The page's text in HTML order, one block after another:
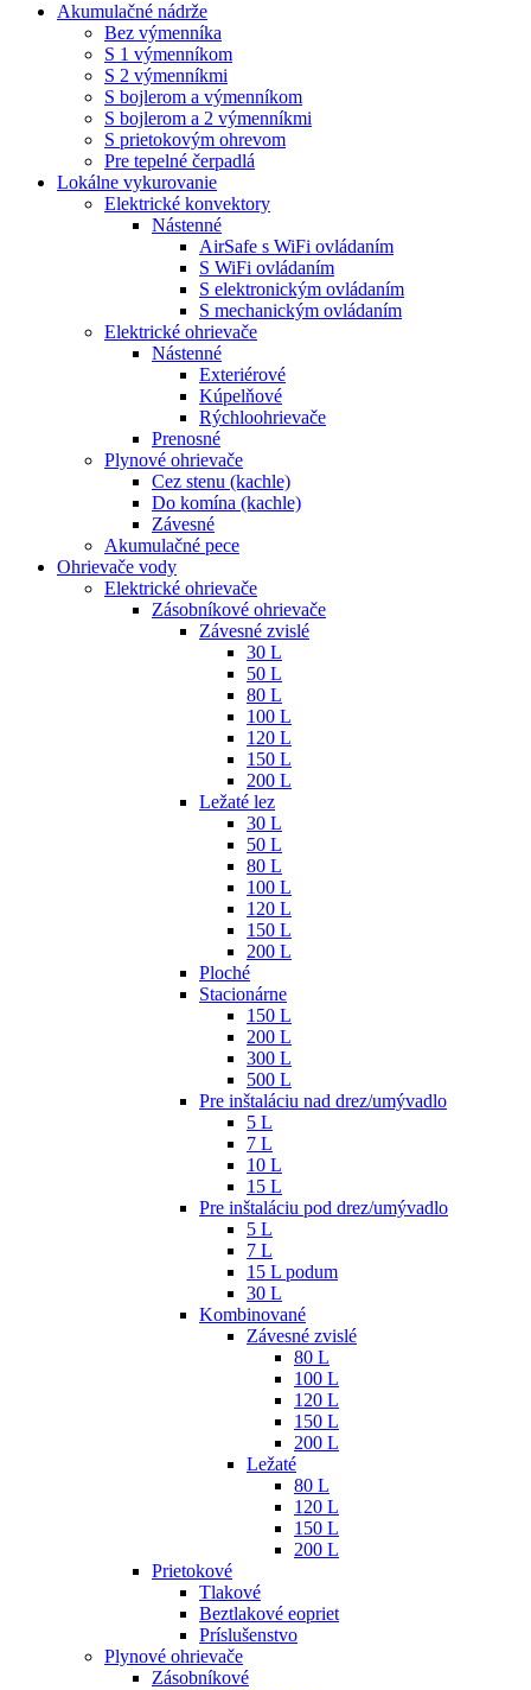
Akumulačné nádrže
Bez výmenníka
S 1 výmenníkom
S 2 výmenníkmi
S bojlerom a výmenníkom
S bojlerom a 2 výmenníkmi
S prietokovým ohrevom
Pre tepelné čerpadlá
Lokálne vykurovanie
Elektrické konvektory
Nástenné
AirSafe s WiFi ovládaním
S WiFi ovládaním
S elektronickým ovládaním
S mechanickým ovládaním
Elektrické ohrievače
Nástenné
Exteriérové
Kúpelňové
Rýchloohrievače
Prenosné
Plynové ohrievače
Cez stenu (kachle)
Do komína (kachle)
Závesné
Akumulačné pece
Ohrievače vody
Elektrické ohrievače
Zásobníkové ohrievače
Závesné zvislé
30 L
50 L
80 L
100 L
120 L
150 L
200 L
Ležaté lez
30 L
50 L
80 L
100 L
120 L
150 L
200 L
Ploché
Stacionárne
150 L
200 L
300 L
500 L
Pre inštaláciu nad drez/umývadlo
5 L
7 L
10 L
15 L
Pre inštaláciu pod drez/umývadlo
5 L
7 L
15 L podum
30 L
Kombinované
Závesné zvislé
80 L
100 L
120 L
150 L
200 L
Ležaté
80 L
120 L
150 L
200 L
Prietokové
Tlakové
Beztlakové eopriet
Príslušenstvo
Plynové ohrievače
Zásobníkové